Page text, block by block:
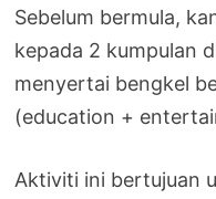
Sebelum bermula,
kepada 2 kumpulan
menyertai bengkel
(education +
Aktiviti ini bertujuan